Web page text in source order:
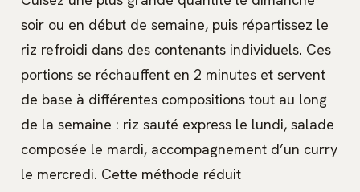
soir ou en début de semaine, puis répartissez le
riz refroidi dans des contenants individuels. Ces
portions se réchauffent en 2 minutes et servent
de base à différentes compositions tout au long
de la semaine : riz sauté express le lundi, salade
composée le mardi, accompagnement d’un curry
le mercredi. Cette méthode réduit